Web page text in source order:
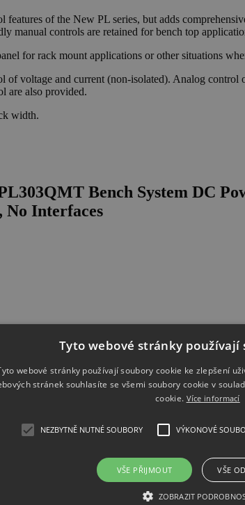
of the New PL series, but adds
manual controls are retained for bench top
for rack mount applications or other situations
voltage and current (non-isolated). Analog
are also provided.
width.
Bench System DC
No Interfaces
System DC Power Supply,
Tyto webové stránky používají
webové stránky používají soubory cookie ke zlepšení
stránek souhlasíte se všemi soubory cookie v
cookie. Více informací
NEZBYTNĚ NUTNÉ SOUBORY VÝKONOVÉ
VŠE PŘIJMOUT VŠE
ZOBRAZIT